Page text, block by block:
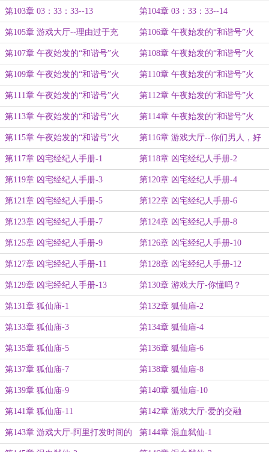
第103章 03：33：33--13 第104章 03：33：33--14
第105章 游戏大厅--理由过于充
分！
第106章 午夜始发的“和谐号”火
车-1
第107章 午夜始发的“和谐号”火
车-2
第108章 午夜始发的“和谐号”火
车-3
第109章 午夜始发的“和谐号”火
车-4
第110章 午夜始发的“和谐号”火
车-5
第111章 午夜始发的“和谐号”火
车-6
第112章 午夜始发的“和谐号”火
车-7
第113章 午夜始发的“和谐号”火
车-8
第114章 午夜始发的“和谐号”火
车-9
第115章 午夜始发的“和谐号”火
车-10
第116章 游戏大厅--你们男人，好
恐怖！
第117章 凶宅经纪人手册-1 第118章 凶宅经纪人手册-2
第119章 凶宅经纪人手册-3 第120章 凶宅经纪人手册-4
第121章 凶宅经纪人手册-5 第122章 凶宅经纪人手册-6
第123章 凶宅经纪人手册-7 第124章 凶宅经纪人手册-8
第125章 凶宅经纪人手册-9 第126章 凶宅经纪人手册-10
第127章 凶宅经纪人手册-11 第128章 凶宅经纪人手册-12
第129章 凶宅经纪人手册-13 第130章 游戏大厅-你懂吗？
第131章 狐仙庙-1 第132章 狐仙庙-2
第133章 狐仙庙-3 第134章 狐仙庙-4
第135章 狐仙庙-5 第136章 狐仙庙-6
第137章 狐仙庙-7 第138章 狐仙庙-8
第139章 狐仙庙-9 第140章 狐仙庙-10
第141章 狐仙庙-11 第142章 游戏大厅-爱的交融
第143章 游戏大厅-阿里打发时间的 第144章 混血弑仙-1